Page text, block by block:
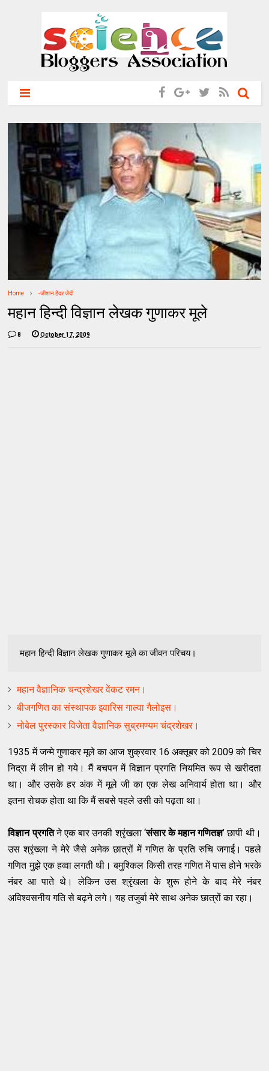
Home -जीशान हैदर जैदी
महान हिन्दी विज्ञान लेखक गुणाकर मूले
8 October 17, 2009
महान हिन्दी विज्ञान लेखक गुणाकर मूले का जीवन परिचय।
महान वैज्ञानिक चन्द्रशेखर वेंकट रमन।
बीजगणित का संस्‍थापक इवारिस गाल्वा गैलोइस।
नोबेल पुरस्कार विजेता वैज्ञानिक सुब्रमण्यम चंद्रशेखर।
1935 में जन्मे गुणाकर मूले का आज शुक्रवार 16 अक्तूबर को 2009 को चिर
निद्रा में लीन हो गये। मैं बचपन में विज्ञान प्रगति नियमित रूप से खरीदता
था। और उसके हर अंक में मूले जी का एक लेख अनिवार्य होता था। और
इतना रोचक होता था कि मैं सबसे पहले उसी को पढ़ता था।
विज्ञान प्रगतिने एक बार उनकी श्रृंखला ‘संसार के महान गणितज्ञ’ छापी थी।
उस श्रृंख्ला ने मेरे जैसे अनेक छात्रों में गणित के प्रति रुचि जगाई। पहले
गणित मुझे एक हव्वा लगती थी। बमुश्किल किसी तरह गणित में पास होने भरके
नंबर आ पाते थे। लेकिन उस श्रृंखला के शुरू होने के बाद मेरे नंबर
अविश्वसनीय गति से बढ़ने लगे। यह तजुर्बा मेरे साथ अनेक छात्रों का रहा।